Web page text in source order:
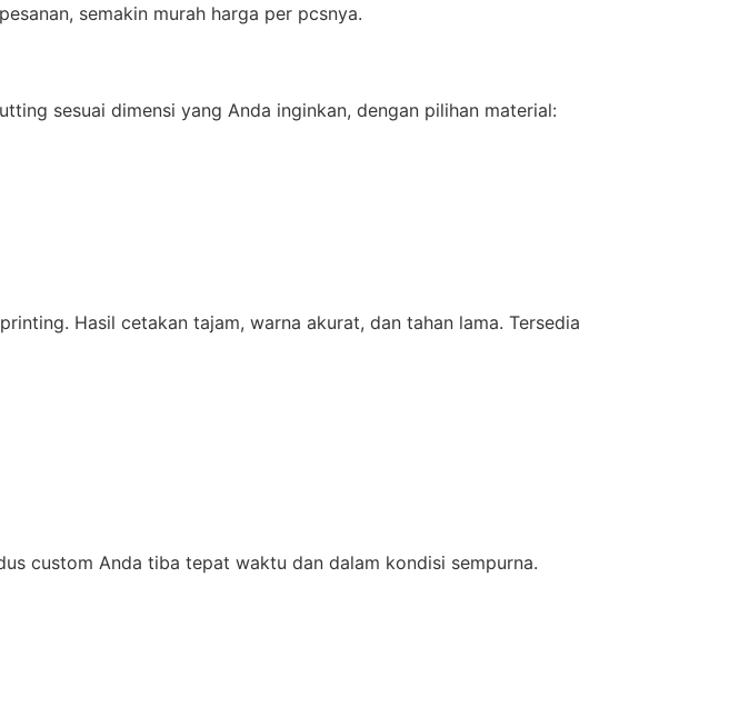
semakin murah harga per pcsnya.
sesuai dimensi yang Anda inginkan, dengan pilihan material:
Hasil cetakan tajam, warna akurat, dan tahan lama. Tersedia
custom Anda tiba tepat waktu dan dalam kondisi sempurna.